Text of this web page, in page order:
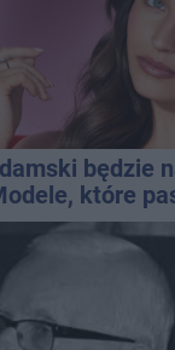
będzie
które